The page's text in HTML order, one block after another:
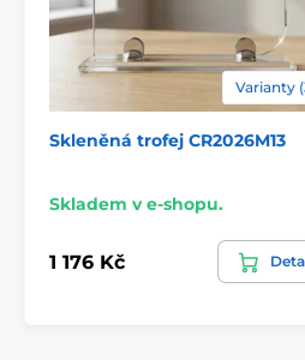
Varianty
Skleněná trofej CR2026M13
Skladem v e-shopu.
1 176 Kč